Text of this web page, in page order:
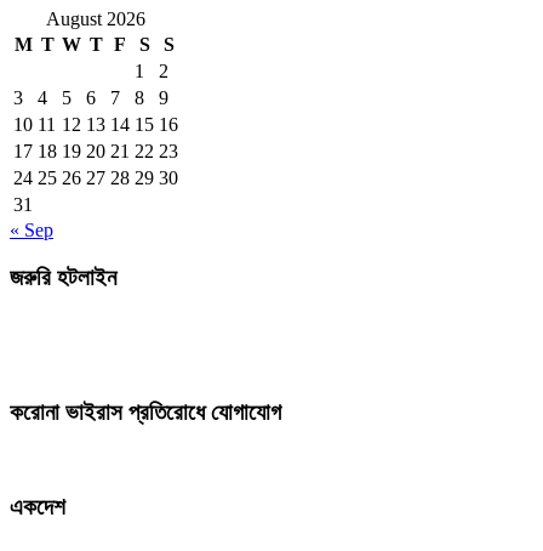
August 2026
M T W T F S
S
1
2
3
4 5 6 7 8
9
10 11 12 13 14 15 16
17 18 19 20 21 22 23
24 25 26 27 28 29 30
31
« Sep
জরুরি হটলাইন
করোনা ভাইরাস প্রতিরোধে যোগাযোগ
একদেশ